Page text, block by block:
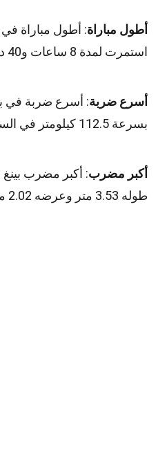
أطول مباراة: أطول مباراة في
استمرت لمدة 8 ساعات و40 دقيقة.
أسرع ضربة: أسرع ضربة في
بسرعة 112.5 كيلومتر في الساعة.
أكبر مضرب: أكبر مضرب بينغ
طوله 3.53 متر وعرضه 2.02 متر.